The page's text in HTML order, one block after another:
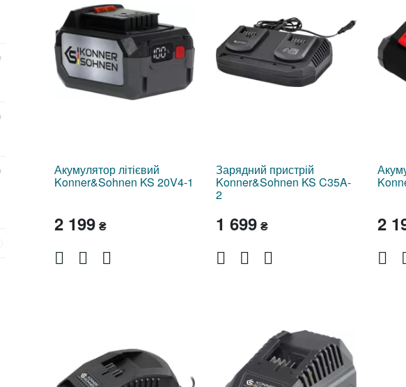
Акумулятор літієвий
Konner&Sohnen KS 20V4-1
2 199₴
Зарядний пристрій
Konner&Sohnen KS C35A-
2
1 699₴ 2